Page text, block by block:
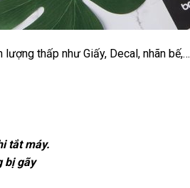
thấp như Giấy, Decal, nhãn bế,…
tắt máy.
bị gãy